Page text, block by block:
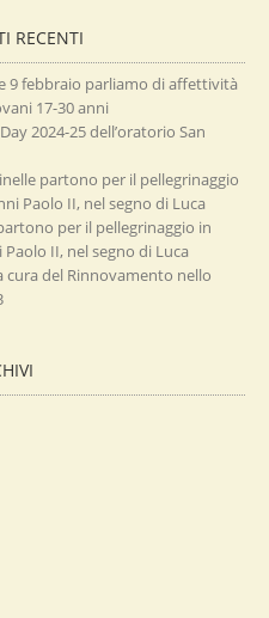
RECENTI
9 febbraio parliamo di affettività
17-30 anni
2024-25 dell’oratorio San
partono per il pellegrinaggio
Paolo II, nel segno di Luca
per il pellegrinaggio in
II, nel segno di Luca
cura del Rinnovamento nello